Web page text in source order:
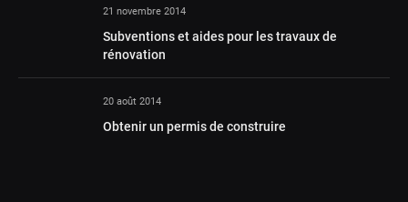
21 novembre 2014
Subventions et aides pour les travaux de
rénovation
20 août 2014
Obtenir un permis de construire